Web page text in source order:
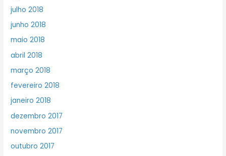
julho 2018
junho 2018
maio 2018
abril 2018
março 2018
fevereiro 2018
janeiro 2018
dezembro 2017
novembro 2017
outubro 2017